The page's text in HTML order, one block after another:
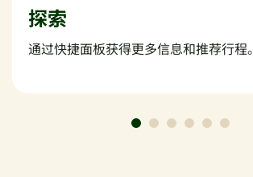
探索
通过快捷面板获得更多信息和推荐行程。